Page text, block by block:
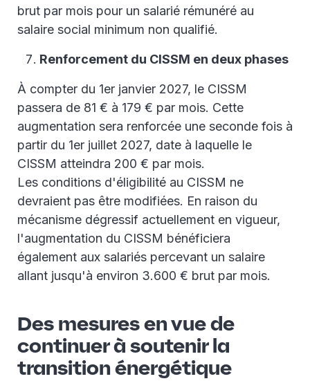
brut par mois pour un salarié rémunéré au
salaire social minimum non qualifié.
Renforcement du CISSM en deux phases
À compter du 1er janvier 2027, le CISSM
passera de 81 € à 179 € par mois. Cette
augmentation sera renforcée une seconde fois à
partir du 1er juillet 2027, date à laquelle le
CISSM atteindra 200 € par mois.
Les conditions d'éligibilité au CISSM ne
devraient pas être modifiées. En raison du
mécanisme dégressif actuellement en vigueur,
l'augmentation du CISSM bénéficiera
également aux salariés percevant un salaire
allant jusqu'à environ 3.600 € brut par mois.
Des mesures en vue de
continuer à soutenir la
transition énergétique